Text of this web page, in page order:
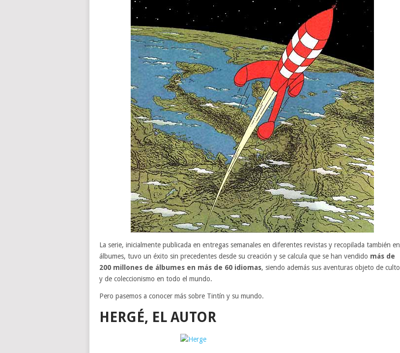
La serie, inicialmente publicada en entregas semanales en diferentes revistas y recopilada también en
álbumes, tuvo un éxito sin precedentes desde su creación y se calcula que se han vendido más de
200 millones de álbumes en más de 60 idiomas, siendo además sus aventuras objeto de culto
y de coleccionismo en todo el mundo.
Pero pasemos a conocer más sobre Tintín y su mundo.
HERGÉ, EL AUTOR